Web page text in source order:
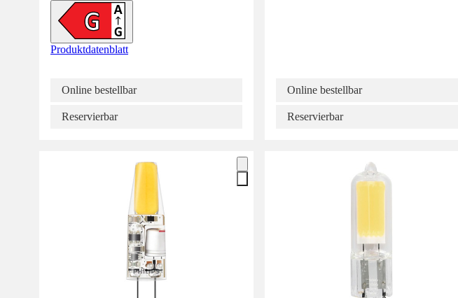
Produktdatenblatt
Online bestellbar
Reservierbar
Online bestellbar
Reservierbar